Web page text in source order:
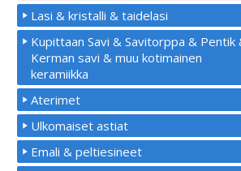
Lasi & kristalli & taidelasi
Kupittaan Savi & Savitorppa & Pentik
Kerman savi & muu kotimainen
keramiikka
Aterimet
Ulkomaiset astiat
Emali & peltiesineet